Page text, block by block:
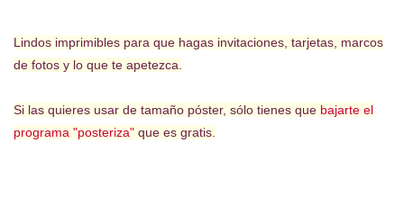
Lindos imprimibles para que hagas invitaciones, tarjetas, marcos
de fotos y lo que te apetezca.
Si las quieres usar de tamaño póster, sólo tienes que bajarte el
programa "posteriza" que es gratis.